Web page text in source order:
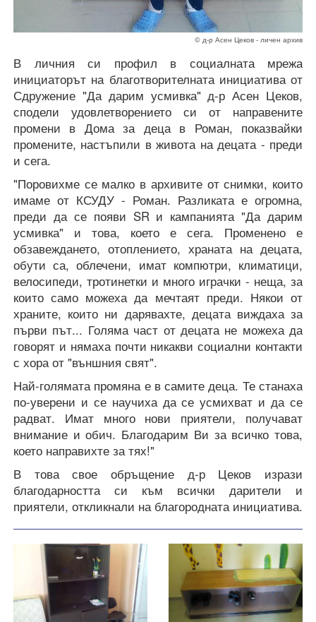
© д-р Асен Цеков - личен архив
В личния си профил в социалната мрежа
инициаторът на благотворителната инициатива от
Сдружение "Да дарим усмивка" д-р Асен Цеков,
сподели удовлетворението си от направените
промени в Дома за деца в Роман, показвайки
промените, настъпили в живота на децата - преди
и сега.
"Поровихме се малко в архивите от снимки, които
имаме от КСУДУ - Роман. Разликата е огромна,
преди да се появи SR и кампанията "Да дарим
усмивка" и това, което е сега. Променено е
обзавеждането, отоплението, храната на децата,
обути са, облечени, имат компютри, климатици,
велосипеди, тротинетки и много играчки - неща, за
които само можеха да мечтаят преди. Някои от
храните, които ни дарявахте, децата виждаха за
първи път... Голяма част от децата не можеха да
говорят и нямаха почти никакви социални контакти
с хора от "външния свят".
Най-голямата промяна е в самите деца. Те станаха
по-уверени и се научиха да се усмихват и да се
радват. Имат много нови приятели, получават
внимание и обич. Благодарим Ви за всичко това,
което направихте за тях!"
В това свое обръщение д-р Цеков изрази
благодарността си към всички дарители и
приятели, откликнали на благородната инициатива.